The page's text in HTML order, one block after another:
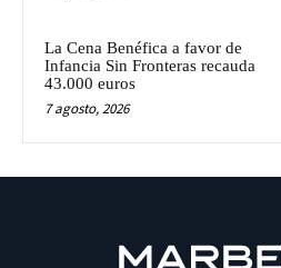
La Cena Benéfica a favor de
Infancia Sin Fronteras recauda
43.000 euros
7 agosto, 2026